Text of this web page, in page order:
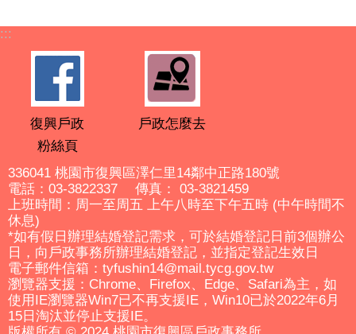
:::
復興戶政
粉絲頁
戶政怎麼去
336041 桃園市復興區澤仁里14鄰中正路180號
電話：03-3822337 傳真： 03-3821459
上班時間：周一至周五 上午八時至下午五時 (中午時間不
休息)
*如有假日辦理結婚登記需求，可於結婚登記日前3個辦公
日，向戶政事務所辦理結婚登記，並指定登記生效日
電子郵件信箱：tyfushin14@mail.tycg.gov.tw
瀏覽器支援：Chrome、Firefox、Edge、Safari為主，如
使用IE瀏覽器Win7已不再支援IE，Win10已於2022年6月
15日淘汰並停止支援IE。